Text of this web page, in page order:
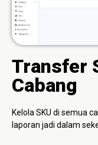
Transfer
Cabang
Kelola SKU di semua
laporan jadi dalam